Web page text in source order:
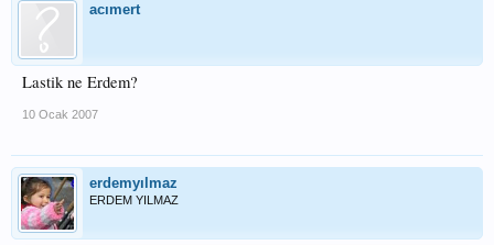
acımert
Lastik ne Erdem?
10 Ocak 2007
erdemyılmaz
ERDEM YILMAZ